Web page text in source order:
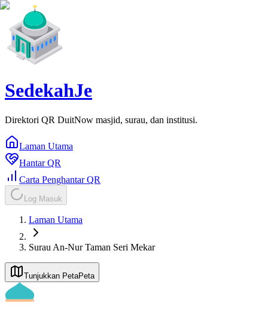
SedekahJe
Direktori QR DuitNow masjid, surau, dan institusi.
Laman Utama
Hantar QR
Carta Penghantar QR
Log Masuk
Laman Utama
Surau An-Nur Taman Seri Mekar
Tunjukkan PetaPeta